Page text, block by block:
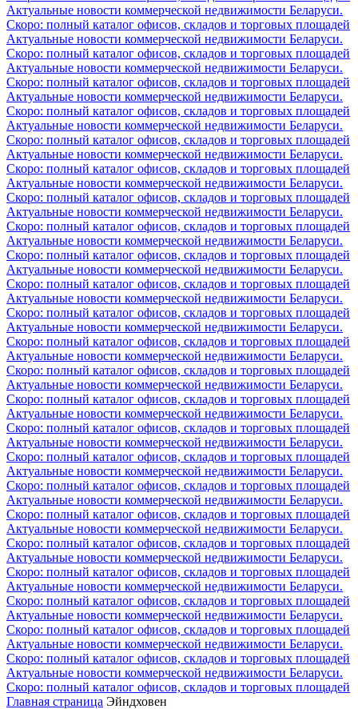
Актуальные новости коммерческой недвижимости Беларуси.
Скоро: полный каталог офисов, складов и торговых площадей
Актуальные новости коммерческой недвижимости Беларуси.
Скоро: полный каталог офисов, складов и торговых площадей
Актуальные новости коммерческой недвижимости Беларуси.
Скоро: полный каталог офисов, складов и торговых площадей
Актуальные новости коммерческой недвижимости Беларуси.
Скоро: полный каталог офисов, складов и торговых площадей
Актуальные новости коммерческой недвижимости Беларуси.
Скоро: полный каталог офисов, складов и торговых площадей
Актуальные новости коммерческой недвижимости Беларуси.
Скоро: полный каталог офисов, складов и торговых площадей
Актуальные новости коммерческой недвижимости Беларуси.
Скоро: полный каталог офисов, складов и торговых площадей
Актуальные новости коммерческой недвижимости Беларуси.
Скоро: полный каталог офисов, складов и торговых площадей
Актуальные новости коммерческой недвижимости Беларуси.
Скоро: полный каталог офисов, складов и торговых площадей
Актуальные новости коммерческой недвижимости Беларуси.
Скоро: полный каталог офисов, складов и торговых площадей
Актуальные новости коммерческой недвижимости Беларуси.
Скоро: полный каталог офисов, складов и торговых площадей
Актуальные новости коммерческой недвижимости Беларуси.
Скоро: полный каталог офисов, складов и торговых площадей
Актуальные новости коммерческой недвижимости Беларуси.
Скоро: полный каталог офисов, складов и торговых площадей
Актуальные новости коммерческой недвижимости Беларуси.
Скоро: полный каталог офисов, складов и торговых площадей
Актуальные новости коммерческой недвижимости Беларуси.
Скоро: полный каталог офисов, складов и торговых площадей
Актуальные новости коммерческой недвижимости Беларуси.
Скоро: полный каталог офисов, складов и торговых площадей
Актуальные новости коммерческой недвижимости Беларуси.
Скоро: полный каталог офисов, складов и торговых площадей
Актуальные новости коммерческой недвижимости Беларуси.
Скоро: полный каталог офисов, складов и торговых площадей
Актуальные новости коммерческой недвижимости Беларуси.
Скоро: полный каталог офисов, складов и торговых площадей
Актуальные новости коммерческой недвижимости Беларуси.
Скоро: полный каталог офисов, складов и торговых площадей
Актуальные новости коммерческой недвижимости Беларуси.
Скоро: полный каталог офисов, складов и торговых площадей
Актуальные новости коммерческой недвижимости Беларуси.
Скоро: полный каталог офисов, складов и торговых площадей
Актуальные новости коммерческой недвижимости Беларуси.
Скоро: полный каталог офисов, складов и торговых площадей
Актуальные новости коммерческой недвижимости Беларуси.
Скоро: полный каталог офисов, складов и торговых площадей
Главная страница Эйндховен